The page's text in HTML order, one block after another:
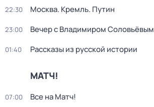
22:30 Москва. Кремль. Путин
23:00 Вечер с Владимиром Соловьёвым
01:40 Рассказы из русской истории
МАТЧ!
07:00 Все на Матч!